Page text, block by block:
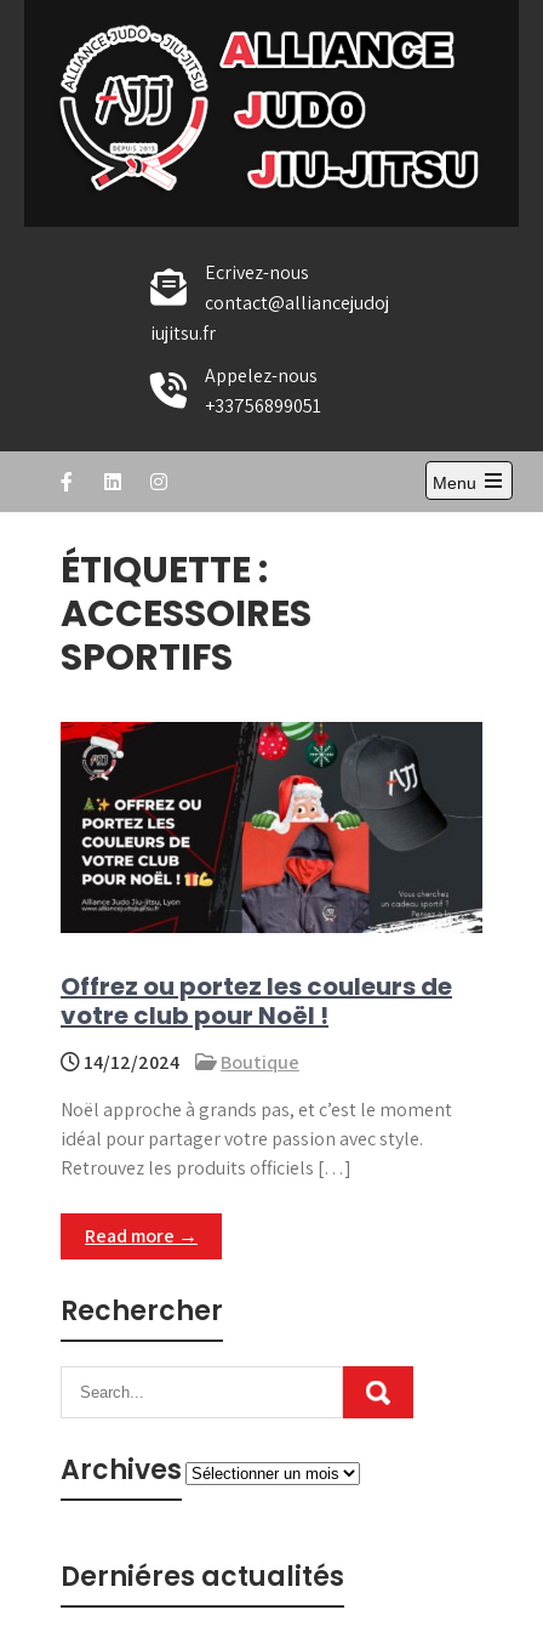
content
Alliance Judo Jiu-jitsu
Ecrivez-nous
contact@alliancejudoj
iujitsu.fr
Appelez-nous
+33756899051
Menu
Open
ÉTIQUETTE :
ACCESSOIRES
SPORTIFS
Offrez ou portez les couleurs de
votre club pour Noël !
14/12/2024
Boutique
Noël approche à grands pas, et c’est le moment
idéal pour partager votre passion avec style.
Retrouvez les produits officiels […]
Read more →
Rechercher
ArchivesArchives
Derniéres actualités